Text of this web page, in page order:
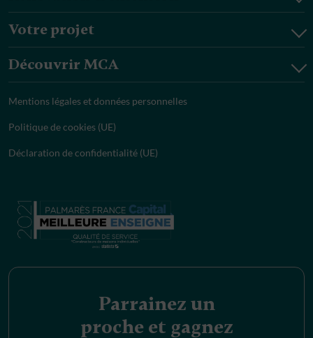
Votre projet
Découvrir MCA
Mentions légales et données personnelles
Politique de cookies (UE)
Déclaration de confidentialité (UE)
Parrainez un
proche et gagnez